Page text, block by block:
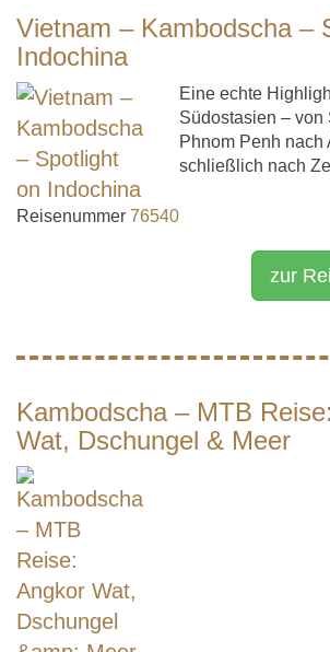
Vietnam – Kambodscha –
Indochina
Eine echte
Südostasien – von
Phnom Penh nach
schließlich nach
Reisenummer 76540
zur
Kambodscha – MTB
Wat, Dschungel & Meer